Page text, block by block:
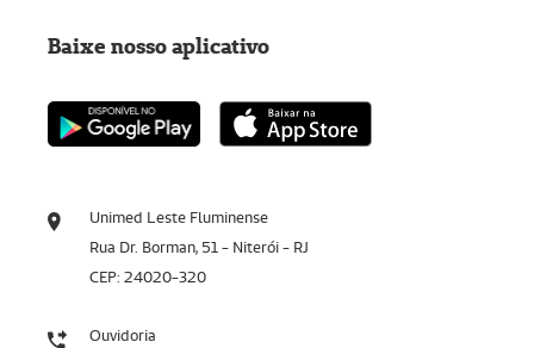
Unimed Leste Fluminense
Rua Dr. Borman, 51 - Niterói - RJ
CEP: 24020-320
Ouvidoria
Baixe nosso aplicativo